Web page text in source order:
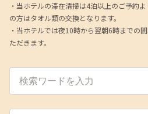
・当ホテルの滞在清掃は4泊以上のご予約
の方はタオル類の交換となります。
・当ホテルでは夜10時から翌朝6時までの
ただきます。